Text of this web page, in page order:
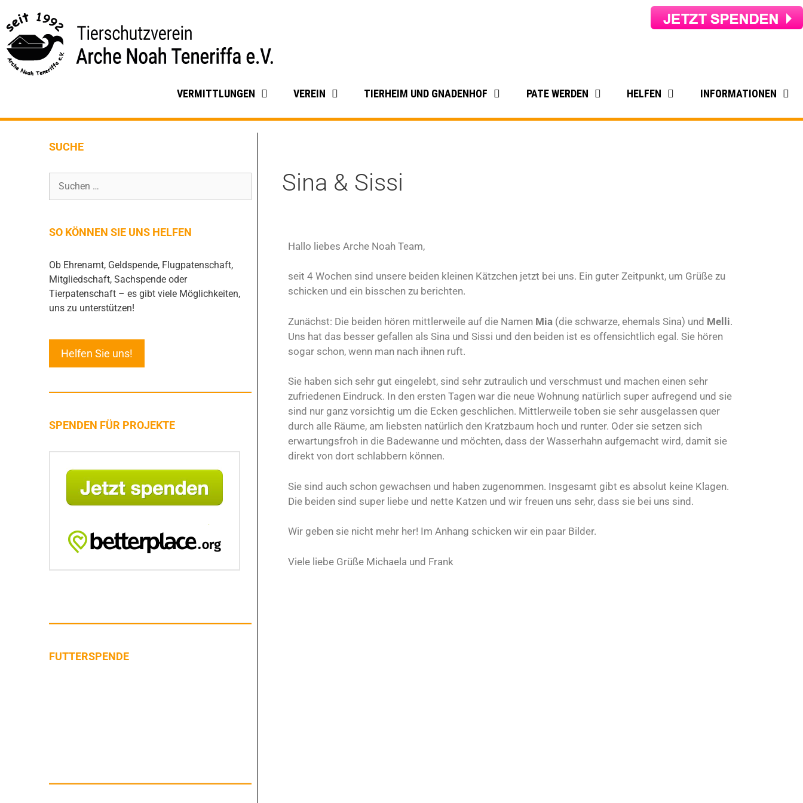
VERMITTLUNGEN VEREIN TIERHEIM UND GNADENHOF PATE WERDEN HELFEN INFORMATIONEN
Sina & Sissi
Hallo liebes Arche Noah Team,
seit 4 Wochen sind unsere beiden kleinen Kätzchen jetzt bei uns. Ein guter Zeitpunkt, um Grüße zu
schicken und ein bisschen zu berichten.
Zunächst: Die beiden hören mittlerweile auf die Namen Mia (die schwarze, ehemals Sina) und Melli.
Uns hat das besser gefallen als Sina und Sissi und den beiden ist es offensichtlich egal. Sie hören
sogar schon, wenn man nach ihnen ruft.
Sie haben sich sehr gut eingelebt, sind sehr zutraulich und verschmust und machen einen sehr
zufriedenen Eindruck. In den ersten Tagen war die neue Wohnung natürlich super aufregend und sie
sind nur ganz vorsichtig um die Ecken geschlichen. Mittlerweile toben sie sehr ausgelassen quer
durch alle Räume, am liebsten natürlich den Kratzbaum hoch und runter. Oder sie setzen sich
erwartungsfroh in die Badewanne und möchten, dass der Wasserhahn aufgemacht wird, damit sie
direkt von dort schlabbern können.
Sie sind auch schon gewachsen und haben zugenommen. Insgesamt gibt es absolut keine Klagen.
Die beiden sind super liebe und nette Katzen und wir freuen uns sehr, dass sie bei uns sind.
Wir geben sie nicht mehr her! Im Anhang schicken wir ein paar Bilder.
Viele liebe Grüße Michaela und Frank
SUCHE
SO KÖNNEN SIE UNS HELFEN
Ob Ehrenamt, Geldspende, Flugpatenschaft,
Mitgliedschaft, Sachspende oder
Tierpatenschaft – es gibt viele Möglichkeiten,
uns zu unterstützen!
Helfen Sie uns!
SPENDEN FÜR PROJEKTE
FUTTERSPENDE